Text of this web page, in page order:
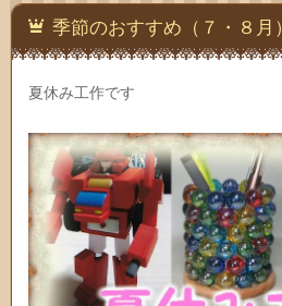
季節のおすすめ（７・８月）
夏休み工作です